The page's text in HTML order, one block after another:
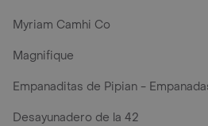
Myriam Camhi Co
Magnifique
Empanaditas de Pipian -
Desayunadero de la 42